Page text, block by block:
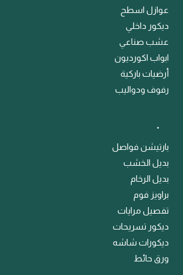
عوازل اسطح
ديكور داخلي
عشب صناعي
ابواب اكورديون
أرضيات باركية
رفوف ودواليب
﹒
بارتيشن فواصل
بديل الخشب
بديل الرخام
براويز فوم
تفصيل مرايات
ديكور تسريحات
ديكورات شاشه
ورق حائط